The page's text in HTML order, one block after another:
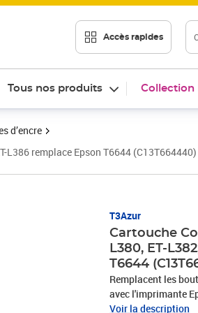
Accès rapides
Tous nos produits Collection
d’encre
L386 remplace Epson T6644
T3Azur
Cartouche
L380, ET-
T6644
Remplacent les
avec l'imprimante
L1300, ET-L200, ET-
Voir la description
Prix 5,90€